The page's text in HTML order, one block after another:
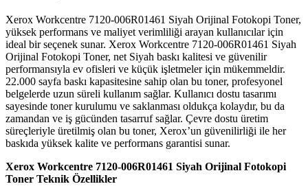
Xerox Workcentre 7120-006R01461 Siyah Orijinal Fotokopi Toner,
yüksek performans ve maliyet verimliliği arayan kullanıcılar için
ideal bir seçenek sunar. Xerox Workcentre 7120-006R01461 Siyah
Orijinal Fotokopi Toner, net Siyah baskı kalitesi ve güvenilir
performansıyla ev ofisleri ve küçük işletmeler için mükemmeldir.
22.000 sayfa baskı kapasitesine sahip olan bu toner, profesyonel
belgelerde uzun süreli kullanım sağlar. Kullanıcı dostu tasarımı
sayesinde toner kurulumu ve saklanması oldukça kolaydır, bu da
zamandan ve iş gücünden tasarruf sağlar. Çevre dostu üretim
süreçleriyle üretilmiş olan bu toner, Xerox’un güvenilirliği ile her
baskıda yüksek kalite ve performans garantisi sunar.
Xerox Workcentre 7120-006R01461 Siyah Orijinal Fotokopi
Toner Teknik Özellikler